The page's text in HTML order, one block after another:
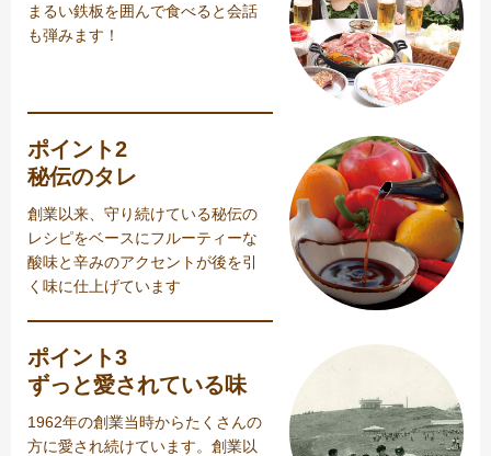
まるい鉄板を囲んで食べると会話
も弾みます！
ポイント2
秘伝のタレ
創業以来、守り続けている秘伝の
レシピをベースにフルーティーな
酸味と辛みのアクセントが後を引
く味に仕上げています
ポイント3
ずっと愛されている味
1962年の創業当時からたくさんの
方に愛され続けています。創業以